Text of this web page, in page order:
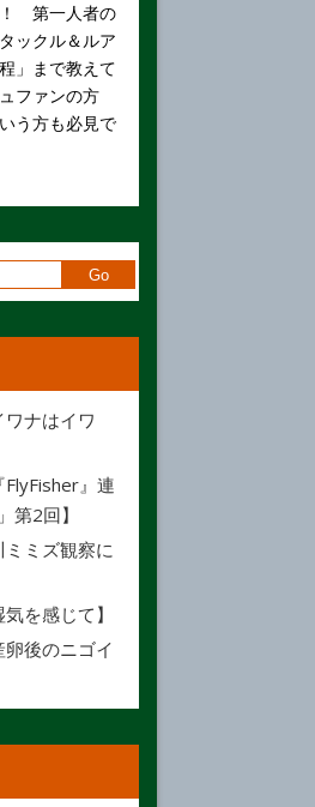
！ 第一人者の
ックル＆ルア
」まで教えて
ファンの方
う方も必見で
ワナはイワ
FlyFisher』連
第2回】
ミミズ観察に
を感じて】
卵後のニゴイ